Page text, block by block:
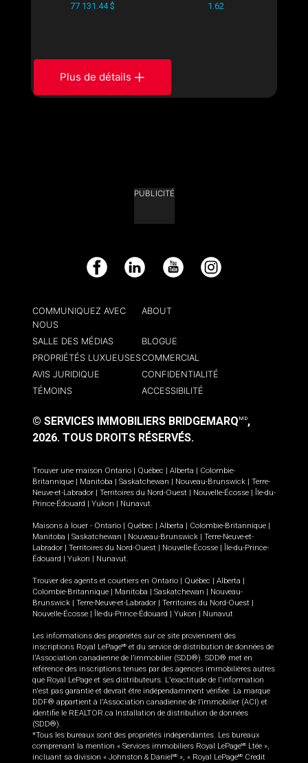
77 131.44 $ 1.62
Plus de détails
PUBLICITÉ
Facebook LinkedIn YouTube Instagram
COMMUNIQUEZ AVEC
NOUS
ABOUT
SALLE DES MÉDIAS
BLOGUE
PROPRIÉTÉS LUXUEUSESCOMMERCIAL
AVIS JURIDIQUE
CONFIDENTIALITÉ
TÉMOINS
ACCESSIBILITÉ
© SERVICES IMMOBILIERS BRIDGEMARQ MD,
2026. TOUS DROITS RÉSERVÉS.
Trouver une maison Ontario Québec Alberta
Colombie-
Britannique
Manitoba Saskatchewan Nouveau-Brunswick
Terre-
Neuve-et-Labrador
Territoires du Nord-Ouest Nouvelle-Écosse
Île-du-
Prince-Édouard
Yukon Nunavut.
Maisons à louer - Ontario Québec Alberta Colombie-Britannique
Manitoba
Saskatchewan Nouveau-Brunswick
Terre-Neuve-et-
Labrador
Territoires du Nord-Ouest Nouvelle-Écosse
Île-du-Prince-
Édouard
Yukon Nunavut.
Trouver des agents et courtiers en Ontario Québec Alberta
Colombie-Britannique
Manitoba Saskatchewan
Nouveau-
Brunswick
Terre-Neuve-et-Labrador Territoires du Nord-Ouest
Nouvelle-Écosse
Île-du-Prince-Édouard Yukon Nunavut
Les informations des propriétés sur ce site proviennent des
inscriptions Royal LePageMD et du service de distribution de données de
l'Association canadienne de l’immobilier (SDD®). SDD® met en
référence des inscriptions tenues par des agences immobilières autres
que Royal LePage et ses distributeurs. L'exactitude de l'information
n'est pas garantie et devrait être indépendamment vérifiée. La marque
DDF® appartient à l'Association canadienne de l’immobilier (ACI) et
identifie le REALTOR.ca Installation de distribution de données
(SDD®).
*Tous les bureaux sont des propriétés indépendantes. Les bureaux
comprenant la mention « Services immobiliers Royal LePageMD
Ltée »,
incluant sa division « Johnston & Daniel MD », « Royal LePageMD
Credit